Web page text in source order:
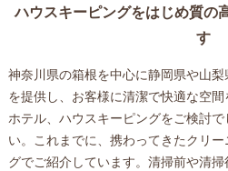
ハウスキーピングをはじめ質の
す
神奈川県の箱根を中心に静岡県や山
を提供し、お客様に清潔で快適な空
ホテル、ハウスキーピングをご検討
い。これまでに、携わってきたクリ
グでご紹介しています。清掃前や清